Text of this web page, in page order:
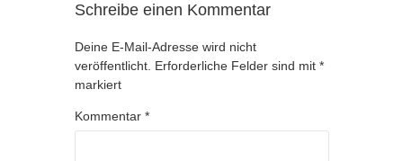
Schreibe einen Kommentar
Deine E-Mail-Adresse wird nicht
veröffentlicht. Erforderliche Felder sind mit *
markiert
Kommentar *